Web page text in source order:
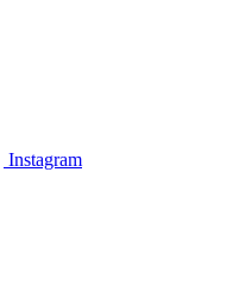
Instagram